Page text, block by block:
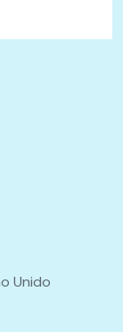
Unido